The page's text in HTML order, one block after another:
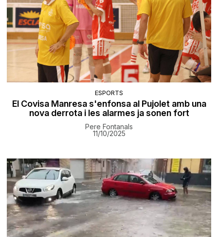
ESPORTS
El Covisa Manresa s'enfonsa al Pujolet amb una
nova derrota i les alarmes ja sonen fort
Pere Fontanals
11/10/2025